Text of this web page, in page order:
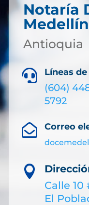
Notaría
Medellín
Antioquia
 Líneas
(604)
5792
 Correo

Calle 10
El